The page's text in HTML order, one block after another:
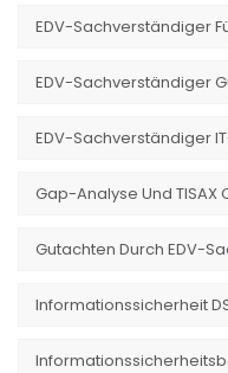
EDV-Sachverständiger
EDV-Sachverständiger
EDV-Sachverständiger
Gap-Analyse Und
Gutachten Durch EDV-
Informationssicherheit